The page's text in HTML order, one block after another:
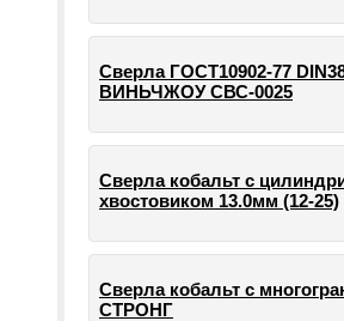
Сверла ГОСТ10902-77
ВИНЬЧЖОУ СВС-0025
Сверла кобальт с
хвостовиком 13.0мм (12-25)
Сверла кобальт с
СТРОНГ